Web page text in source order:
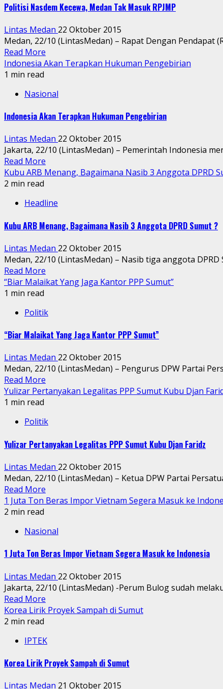
Politisi Nasdem Kecewa, Medan Tak Masuk RPJMP
Lintas Medan 22 Oktober 2015
Medan, 22/10 (LintasMedan) – Rapat Dengan Pendapat
Read More
Indonesia Akan Terapkan Hukuman Pengebirian
1 min read
Nasional
Indonesia Akan Terapkan Hukuman Pengebirian
Lintas Medan 22 Oktober 2015
Jakarta, 22/10 (LintasMedan) – Pemerintah Indonesia
Read More
Kubu ARB Menang, Bagaimana Nasib 3 Anggota DPRD
2 min read
Headline
Kubu ARB Menang, Bagaimana Nasib 3 Anggota DPRD Sumut ?
Lintas Medan 22 Oktober 2015
Medan, 22/10 (LintasMedan) – Nasib tiga anggota
Read More
“Biar Malaikat Yang Jaga Kantor PPP Sumut”
1 min read
Politik
“Biar Malaikat Yang Jaga Kantor PPP Sumut”
Lintas Medan 22 Oktober 2015
Medan, 22/10 (LintasMedan) – Pengurus DPW Partai
Read More
Yulizar Pertanyakan Legalitas PPP Sumut Kubu Djan
1 min read
Politik
Yulizar Pertanyakan Legalitas PPP Sumut Kubu Djan Faridz
Lintas Medan 22 Oktober 2015
Medan, 22/10 (LintasMedan) – Ketua DPW Partai
Read More
1 Juta Ton Beras Impor Vietnam Segera Masuk ke
2 min read
Nasional
1 Juta Ton Beras Impor Vietnam Segera Masuk ke Indonesia
Lintas Medan 22 Oktober 2015
Jakarta, 22/10 (LintasMedan) -Perum Bulog sudah
Read More
Korea Lirik Proyek Sampah di Sumut
2 min read
IPTEK
Korea Lirik Proyek Sampah di Sumut
Lintas Medan 21 Oktober 2015